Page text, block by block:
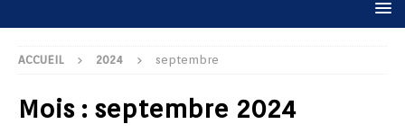
ACCUEIL 2024 septembre
Mois : septembre 2024